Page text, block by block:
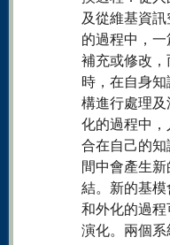
及從維基資
的過程中，
補充或修改
時，在自身
構進行處理
化的過程中
合在自己的
間中會產生
結。新的基
和外化的過
演化。兩個系